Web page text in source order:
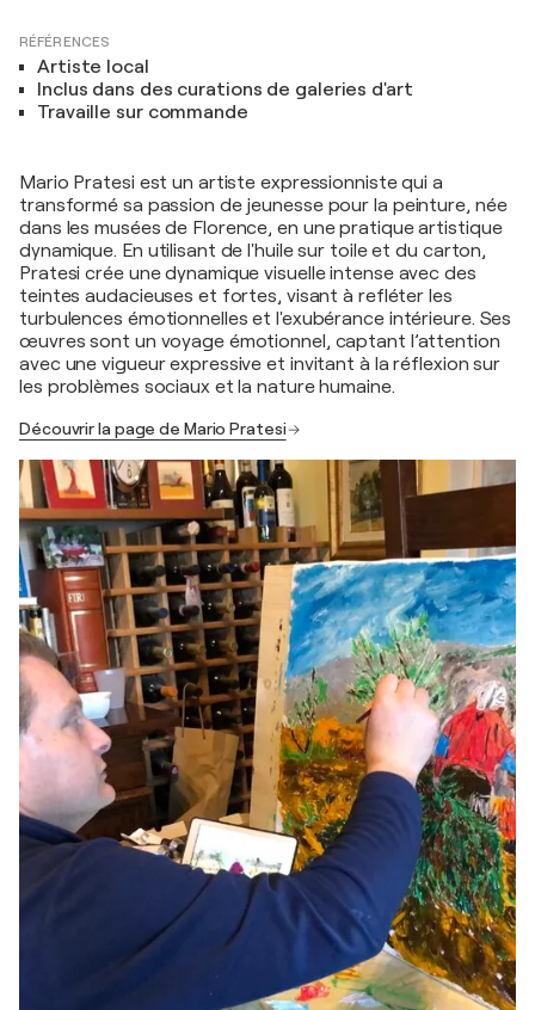
RÉFÉRENCES
Artiste local
Inclus dans des curations de galeries d'art
Travaille sur commande
Mario Pratesi est un artiste expressionniste qui a
transformé sa passion de jeunesse pour la peinture, née
dans les musées de Florence, en une pratique artistique
dynamique. En utilisant de l'huile sur toile et du carton,
Pratesi crée une dynamique visuelle intense avec des
teintes audacieuses et fortes, visant à refléter les
turbulences émotionnelles et l'exubérance intérieure. Ses
œuvres sont un voyage émotionnel, captant l’attention
avec une vigueur expressive et invitant à la réflexion sur
les problèmes sociaux et la nature humaine.
Découvrir la page de Mario Pratesi